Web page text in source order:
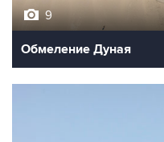
9
Обмеление Дуная